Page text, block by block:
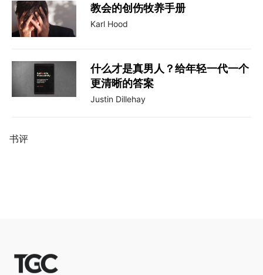
教会的创伤牧养手册
Karl Hood
什么才是真男人？给年轻一代一个
更清晰的答案
Justin Dillehay
书评